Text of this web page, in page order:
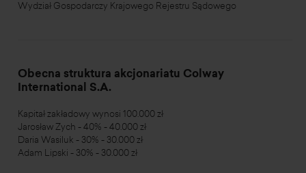
Wydział Gospodarczy Krajowego Rejestru Sądowego
Obecna struktura akcjonariatu Colway
International S.A.
Kapitał zakładowy wynosi 100.000 zł
Jarosław Zych - 40% - 40.000 zł
Daria Wasiluk - 30% - 30.000 zł
Adam Lipski - 30% - 30.000 zł